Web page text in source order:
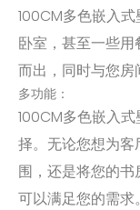
100CM多色嵌入式
卧室，甚至一些
而出，同时与您房
多功能：
100CM多色嵌入
择。无论您想为
围，还是将您的
可以满足您的需求。